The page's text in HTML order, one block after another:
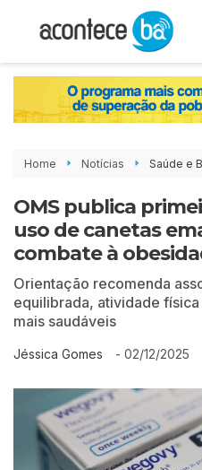
Home Notícias Saúde e
OMS publica
uso de canetas
combate à
Orientação recomenda
equilibrada, atividade
mais saudáveis
Jéssica Gomes - 02/12/2025